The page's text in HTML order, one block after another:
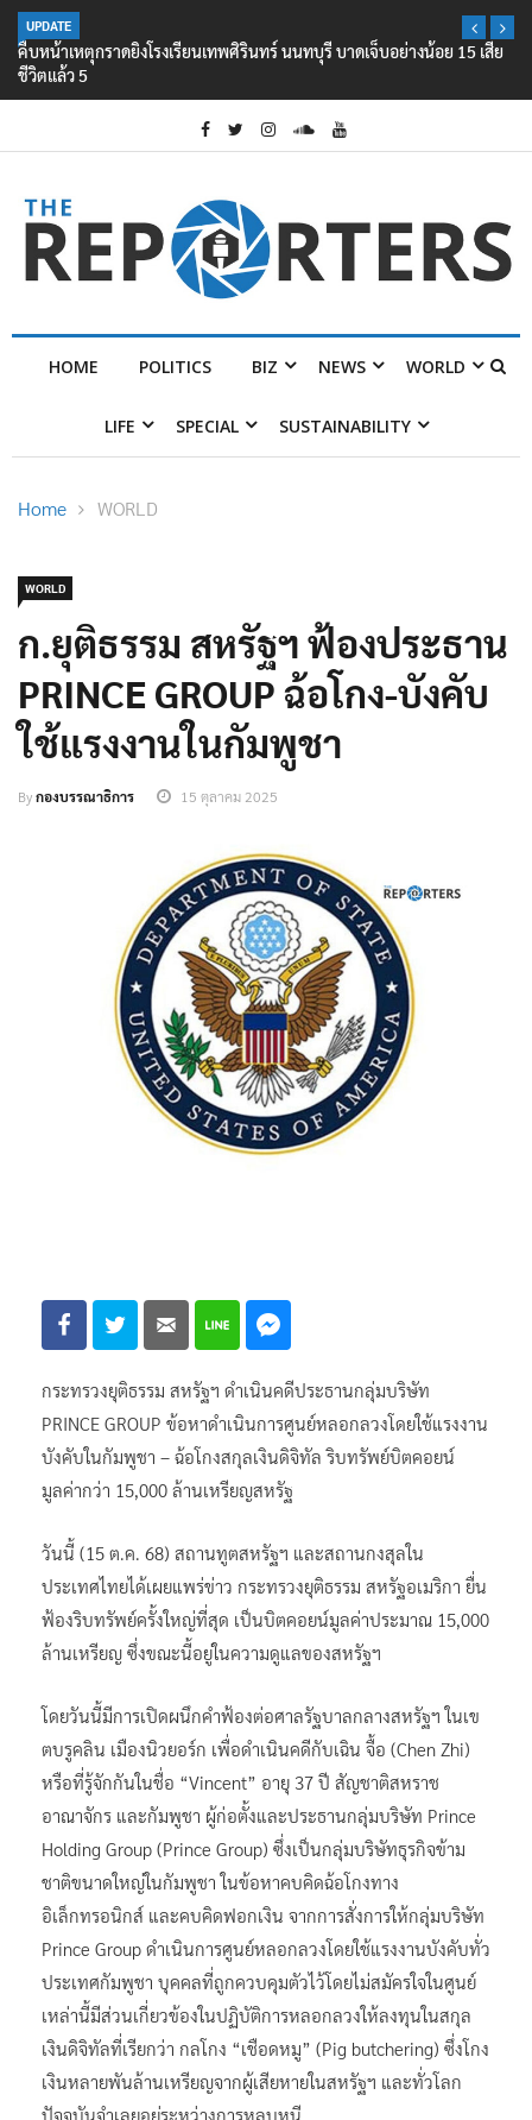
UPDATE
คืบหน้าเหตุกราดยิงโรงเรียนเทพศิรินทร์ นนทบุรี บาดเจ็บอย่างน้อย 15 เสีย
ชีวิตแล้ว 5
HOME POLITICS BIZ NEWS WORLD
LIFE SPECIAL SUSTAINABILITY
Home WORLD
WORLD
ก.ยุติธรรม สหรัฐฯ ฟ้องประธาน
PRINCE GROUP ฉ้อโกง-บังคับ
ใช้แรงงานในกัมพูชา
Byกองบรรณาธิการ 15 ตุลาคม 2025
กระทรวงยุติธรรม สหรัฐฯ ดำเนินคดีประธานกลุ่มบริษัท
PRINCE GROUP ข้อหาดำเนินการศูนย์หลอกลวงโดยใช้แรงงาน
บังคับในกัมพูชา – ฉ้อโกงสกุลเงินดิจิทัล ริบทรัพย์บิตคอยน์
มูลค่ากว่า 15,000 ล้านเหรียญสหรัฐ
วันนี้ (15 ต.ค. 68) สถานทูตสหรัฐฯ และสถานกงสุลใน
ประเทศไทยได้เผยแพร่ข่าว กระทรวงยุติธรรม สหรัฐอเมริกา ยื่น
ฟ้องริบทรัพย์ครั้งใหญ่ที่สุด เป็นบิตคอยน์มูลค่าประมาณ 15,000
ล้านเหรียญ ซึ่งขณะนี้อยู่ในความดูแลของสหรัฐฯ
โดยวันนี้มีการเปิดผนึกคำฟ้องต่อศาลรัฐบาลกลางสหรัฐฯ ในเข
ตบรูคลิน เมืองนิวยอร์ก เพื่อดำเนินคดีกับเฉิน จื้อ (Chen Zhi)
หรือที่รู้จักกันในชื่อ “Vincent” อายุ 37 ปี สัญชาติสหราช
อาณาจักร และกัมพูชา ผู้ก่อตั้งและประธานกลุ่มบริษัท Prince
Holding Group (Prince Group) ซึ่งเป็นกลุ่มบริษัทธุรกิจข้าม
ชาติขนาดใหญ่ในกัมพูชา ในข้อหาคบคิดฉ้อโกงทาง
อิเล็กทรอนิกส์ และคบคิดฟอกเงิน จากการสั่งการให้กลุ่มบริษัท
Prince Group ดำเนินการศูนย์หลอกลวงโดยใช้แรงงานบังคับทั่ว
ประเทศกัมพูชา บุคคลที่ถูกควบคุมตัวไว้โดยไม่สมัครใจในศูนย์
เหล่านี้มีส่วนเกี่ยวข้องในปฏิบัติการหลอกลวงให้ลงทุนในสกุล
เงินดิจิทัลที่เรียกว่า กลโกง “เชือดหมู” (Pig butchering) ซึ่งโกง
เงินหลายพันล้านเหรียญจากผู้เสียหายในสหรัฐฯ และทั่วโลก
ปัจจุบันจำเลยอยู่ระหว่างการหลบหนี